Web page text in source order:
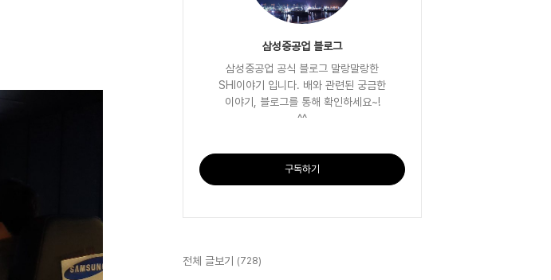
삼성중공업 블로그
삼성중공업 공식 블로그 말랑말랑한
SHI이야기 입니다. 배와 관련된 궁금한
이야기, 블로그를 통해 확인하세요~!
^^
구독하기
전체 글보기 (728)